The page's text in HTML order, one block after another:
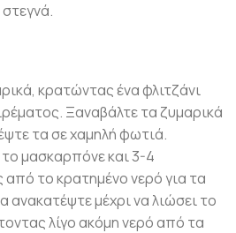
στεγνά.
κρατώντας ένα φλιτζάνι
Ξαναβάλτε τα ζυμαρικά
τα σε χαμηλή φωτιά.
μασκαρπόνε και 3-4
το κρατημένο νερό για τα
ανακατέψτε μέχρι να λιώσει το
λίγο ακόμη νερό από τα